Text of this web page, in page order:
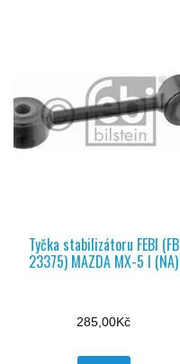
Tyčka stabilizátoru FEBI (FB
23375) MAZDA MX-5 I (NA)
285,00Kč